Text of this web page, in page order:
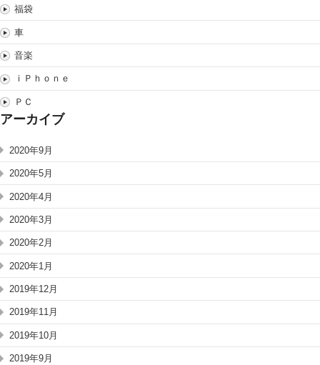
福袋
車
音楽
ｉＰｈｏｎｅ
ＰＣ
アーカイブ
2020年9月
2020年5月
2020年4月
2020年3月
2020年2月
2020年1月
2019年12月
2019年11月
2019年10月
2019年9月